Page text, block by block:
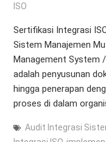
ISO
Sertifikasi Integrasi
Sistem Manajemen
Management System
adalah penyusunan
hingga penerapan
proses di dalam
Audit Integrasi